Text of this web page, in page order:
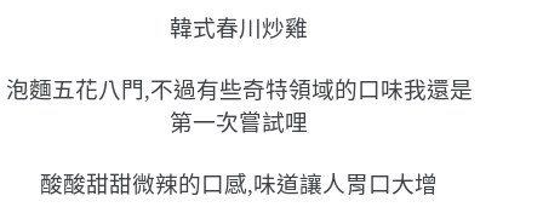
韓式春川炒雞
泡麵五花八門,不過有些奇特領域的口味我還是
第一次嘗試哩
酸酸甜甜微辣的口感,味道讓人胃口大增